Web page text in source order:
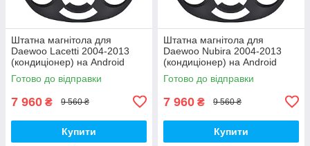
Штатна магнітола для
Daewoo Lacetti 2004-2013
(кондиціонер) на Android
Готово до відправки
7 960 ₴ 9 560 ₴
Купити
Штатна магнітола для
Daewoo Nubira 2004-2013
(кондиціонер) на Android
Готово до відправки
7 960 ₴ 9 560 ₴
Купити